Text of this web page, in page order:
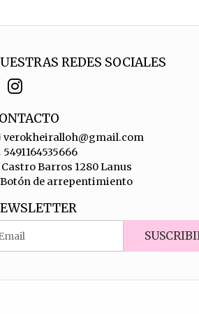
REDES SOCIALES
verokheiralloh@gmail.com
5491164535666
Castro Barros 1280 Lanus
Botón de arrepentimiento